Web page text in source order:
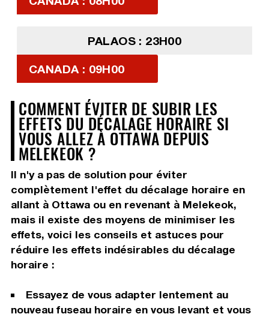
PALAOS : 23H00
CANADA : 09H00
COMMENT ÉVITER DE SUBIR LES
EFFETS DU DÉCALAGE HORAIRE SI
VOUS ALLEZ À OTTAWA DEPUIS
MELEKEOK ?
Il n'y a pas de solution pour éviter
complètement l'effet du décalage horaire en
allant à Ottawa ou en revenant à Melekeok,
mais il existe des moyens de minimiser les
effets, voici les conseils et astuces pour
réduire les effets indésirables du décalage
horaire :
Essayez de vous adapter lentement au
nouveau fuseau horaire en vous levant et vous